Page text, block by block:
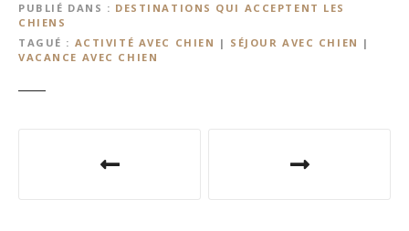
PUBLIÉ DANS
DESTINATIONS QUI ACCEPTENT LES
CHIENS
TAGUÉ
ACTIVITÉ AVEC CHIEN | SÉJOUR AVEC CHIEN |
VACANCE AVEC CHIEN